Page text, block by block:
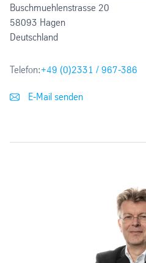
Buschmuehlenstrasse 20
58093 Hagen
Deutschland
Telefon:+49 (0)2331 / 967-386
E-Mail senden